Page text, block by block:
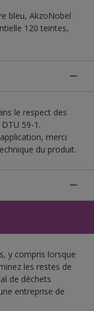
bleu, AkzoNobel
120 teintes,
le respect des
59-1.
merci
du produit.
y compris lorsque
les restes de
de déchets
entreprise de